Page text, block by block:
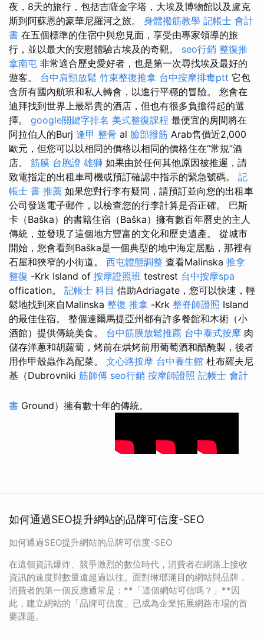
夜，8天的旅行，包括吉薩金字塔，大埃及博物館以及盧克
斯到阿蘇恩的豪華尼羅河之旅。 身體撥筋教學 記帳士 會計
書 在五個標準的住宿中與您見面，享受由專家領導的旅
行，並以最大的安慰體驗古埃及的奇觀。 seo行銷 整復推
拿南屯 非常適合歷史愛好者，也是第一次尋找埃及最好的
遊客。 台中肩頸放鬆 竹東整復推拿 台中按摩排毒ptt 它包
含所有國內航班和私人轉會，以進行平穩的冒險。 您會在
迪拜找到世界上最昂貴的酒店，但也有很多負擔得起的選
擇。 google關鍵字排名 美式整復課程 最便宜的房間將在
阿拉伯人的Burj 逢甲 整骨 al 臉部撥筋 Arab售價近2,000
歐元，但您可以以相同的價格以相同的價格住在“常規”酒
店。 筋膜 台胞證 雄獅 如果由於任何其他原因被推遲，請
致電指定的出租車司機或預訂確認中指示的緊急號碼。 記
帳士 書 推薦 如果您對行李有疑問，請預訂並向您的出租車
公司發送電子郵件，以檢查您的行李計算是否正確。 巴斯
卡（Baška）的書籍住宿（Baška）擁有數百年曆史的主人
傳統，並發現了這個地方豐富的文化和歷史遺產。 從城市
開始，您會看到Baška是一個典型的地中海定居點，那裡有
石屋和狹窄的小街道。 西屯體態調整 查看Malinska 推拿
整復 -Krk Island of 按摩證照班 testrest 台中按摩spa
offication。 記帳士 科目 借助Adriagate，您可以快速，輕
鬆地找到來自Malinska 整復 推拿 -Krk 整脊師證照 Island
的最佳住宿。 整個達爾馬提亞州都有許多餐館和木術（小
酒館）提供傳統美食。 台中筋膜放鬆推薦 台中泰式按摩 肉
儲存洋蔥和胡蘿蔔，烤前在烘烤前用葡萄酒和醋醃製，後者
用作甲殼蟲作為配菜。 文心路按摩 台中養生館 杜布羅夫尼
基（Dubrovniki 筋師傅 seo行銷 按摩師證照 記帳士 會計
書 Ground）擁有數十年的傳統。
如何通過SEO提升網站的品牌可信度-SEO
如何通過SEO提升網站的品牌可信度-SEO
在這個資訊爆炸、競爭激烈的數位時代，消費者在網路上接收
資訊的速度與數量遠超過以往。面對琳瑯滿目的網站與品牌，
消費者的第一個反應通常是：**「這個網站可信嗎？」**因
此，建立網站的「品牌可信度」已成為企業拓展網路市場的首
要課題。